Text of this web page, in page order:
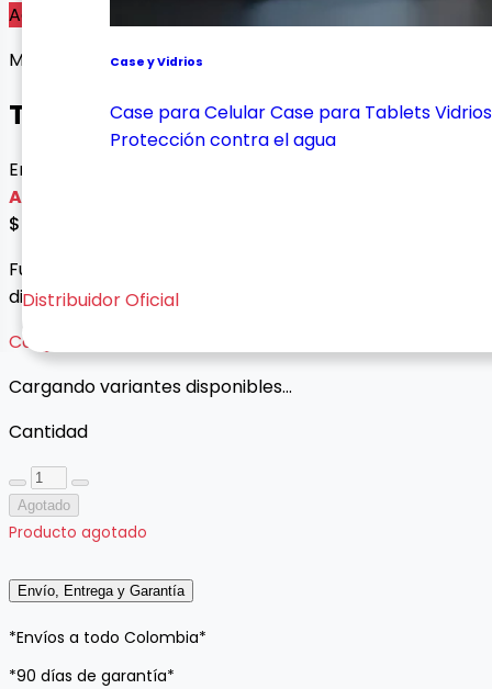
Case y Vidrios
Case para CelularCase para TabletsVidrios
Protección contra el agua
Distribuidor Oficial
Agotado
Mouse y Teclados
Teclado K15
Envío gratis con esta oferta
Agotado
$ 80.000
Funcional, cómodo y listo para usar con conexión USB
directa.
Cargando variantes...
Cargando variantes disponibles...
Cantidad
Agotado
Producto agotado
Envío, Entrega y Garantía
*Envíos a todo Colombia*
*90 días de garantía*